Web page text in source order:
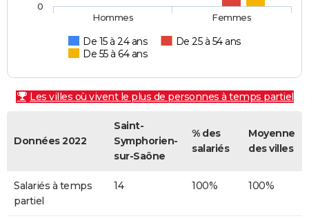
De 15 à 24 ans
De 25 à 54 ans
De 55 à 64 ans
Hommes Femmes
0
Les villes où vivent le plus de personnes à temps partiel
Données 2022
Saint-
Symphorien-
sur-Saône
% des
salariés
Moyenne
des villes
Salariés à temps
partiel
14 100% 100%